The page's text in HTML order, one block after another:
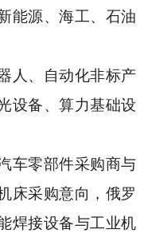
能源、海工、石油
人、自动化非标产
设备、算力基础设
车零部件采购商与
床采购意向，俄罗
焊接设备与工业机